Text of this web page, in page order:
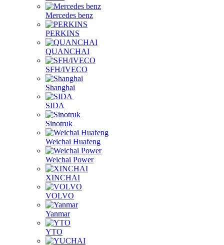
Mercedes benz
PERKINS
QUANCHAI
SFH/IVECO
Shanghai
SIDA
Sinotruk
Weichai Huafeng
Weichai Power
XINCHAI
VOLVO
Yanmar
YTO